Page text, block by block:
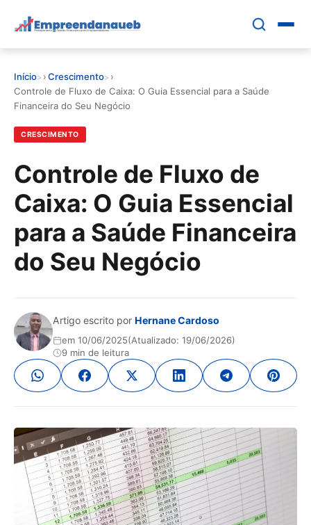
para
principal
EDUCAR E CRESCER
CONTROLE FINANCEIRO
FERRAMENTAS
GESTÃO FINANCEIRA
Início ›Crescimento
›
Controle de Fluxo de Caixa: O Guia Essencial para a Saúde
Financeira do Seu Negócio
CRESCIMENTO
Controle de Fluxo de
Caixa: O Guia Essencial
para a Saúde Financeira
do Seu Negócio
Artigo escrito por Hernane Cardoso
em 10/06/2025(Atualizado: 19/06/2026)
9 min de leitura